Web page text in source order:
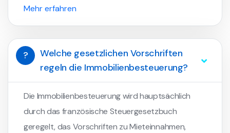
Mehr erfahren
?
Welche gesetzlichen Vorschriften
regeln die Immobilienbesteuerung?
Die Immobilienbesteuerung wird hauptsächlich
durch das französische Steuergesetzbuch
geregelt, das Vorschriften zu Mieteinnahmen,